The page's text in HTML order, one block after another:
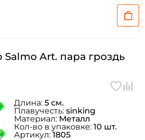
Salmo Art. пара гроздь
Длина: 5 см.
Плавучесть: sinking
Материал: Металл
Кол-во в упаковке: 10 шт.
Артикул:1805
*